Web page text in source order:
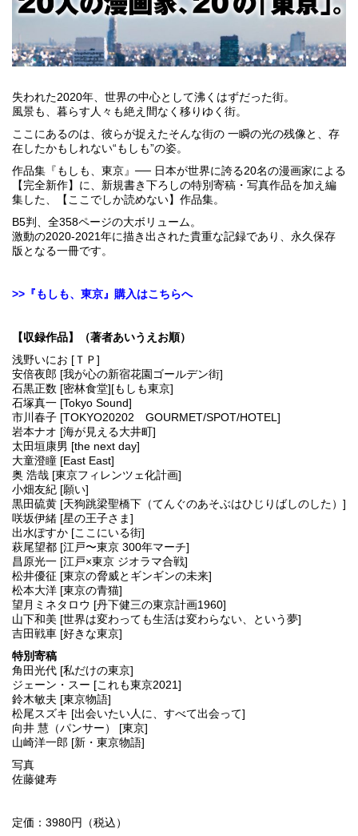
失われた2020年、世界の中心として沸くはずだった街。
風景も、暮らす人々も絶え間なく移りゆく街。
ここにあるのは、彼らが捉えたそんな街の 一瞬の光の残像と、存
在したかもしれない“もしも”の姿。
作品集『もしも、東京』── 日本が世界に誇る20名の漫画家による
【完全新作】に、新規書き下ろしの特別寄稿・写真作品を加え編
集した、【ここでしか読めない】作品集。
B5判、全358ページの大ボリューム。
激動の2020-2021年に描き出された貴重な記録であり、永久保存
版となる一冊です。
>>『もしも、東京』購入はこちらへ
【収録作品】（著者あいうえお順）
浅野いにお [ＴＰ]
安倍夜郎 [我が心の新宿花園ゴールデン街]
石黒正数 [密林食堂][もしも東京]
石塚真一 [Tokyo Sound]
市川春子 [TOKYO20202 GOURMET/SPOT/HOTEL]
岩本ナオ [海が見える大井町]
太田垣康男 [the next day]
大童澄瞳 [East East]
奥 浩哉 [東京フィレンツェ化計画]
小畑友紀 [願い]
黒田硫黄 [天狗跳梁聖橋下（てんぐのあそぶはひじりばしのした）]
咲坂伊緒 [星の王子さま]
出水ぽすか [ここにいる街]
萩尾望都 [江戸〜東京 300年マーチ]
昌原光一 [江戸×東京 ジオラマ合戦]
松井優征 [東京の脅威とギンギンの未来]
松本大洋 [東京の青猫]
望月ミネタロウ [丹下健三の東京計画1960]
山下和美 [世界は変わっても生活は変わらない、という夢]
吉田戦車 [好きな東京]
特別寄稿
角田光代 [私だけの東京]
ジェーン・スー [これも東京2021]
鈴木敏夫 [東京物語]
松尾スズキ [出会いたい人に、すべて出会って]
向井 慧（パンサー） [東京]
山崎洋一郎 [新・東京物語]
写真
佐藤健寿
定価：3980円（税込）